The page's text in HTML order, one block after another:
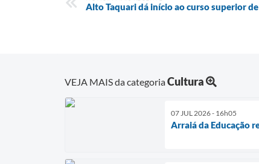
Alto Taquari dá início ao curso superior de
VEJA MAIS da categoriaCultura
07 JUL 2026 - 16h05
Arraiá da Educação